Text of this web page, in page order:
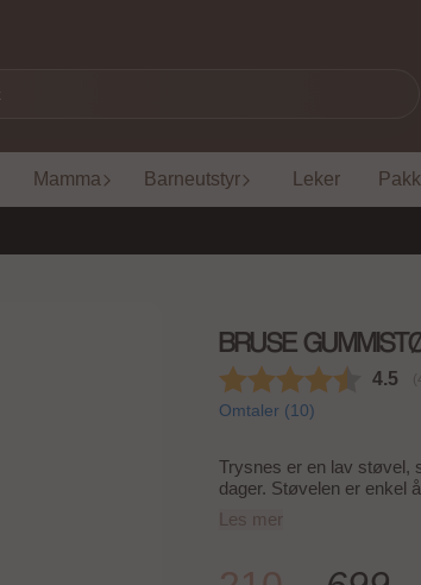
Mamma Barneutstyr Leker
BRUSE
4.5
Omtaler (10)
Trysnes er en lav støvel,
dager. Støvelen er enkel
raskt avgårde. Såle i
50 % gummi, 50 % annet Innside: 60 % polyester, 40 % bomull Innsersåle: 50 % ull, 50
mørkt og tørt. Unngå å tørke støvler i
Les mer